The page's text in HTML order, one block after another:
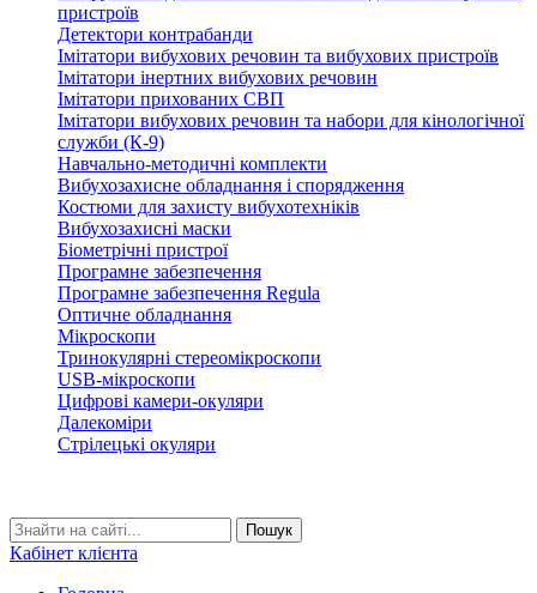
пристроїв
Детектори контрабанди
Імітатори вибухових речовин та вибухових пристроїв
Імітатори інертних вибухових речовин
Імітатори прихованих СВП
Імітатори вибухових речовин та набори для кінологічної
служби (К-9)
Навчально-методичні комплекти
Вибухозахисне обладнання і спорядження
Костюми для захисту вибухотехніків
Вибухозахисні маски
Біометрічні пристрої
Програмне забезпечення
Програмне забезпечення Regula
Оптичне обладнання
Мікроскопи
Тринокулярні стереомікроскопи
USB-мікроскопи
Цифрові камери-окуляри
Далекоміри
Стрілецькі окуляри
Кабінет клієнта